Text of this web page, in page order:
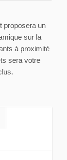
proposera un
sur la
à proximité
sera votre